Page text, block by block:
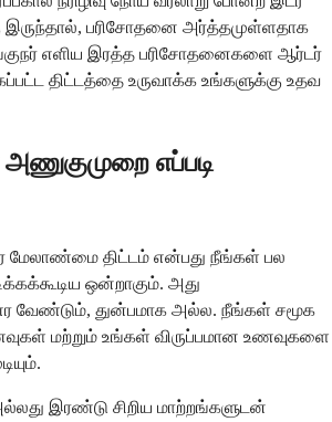
இருந்தால், பரிசோதனை அர்த்தமுள்ளதாக
எளிய இரத்த பரிசோதனைகளை ஆர்டர்
திட்டத்தை உருவாக்க உங்களுக்கு உதவ
எப்படி
மேலாண்மை திட்டம் என்பது நீங்கள் பல
ஒன்றாகும். அது
வேண்டும், துன்பமாக அல்ல. நீங்கள் சமூக
மற்றும் உங்கள் விருப்பமான உணவுகளை
இரண்டு சிறிய மாற்றங்களுடன்